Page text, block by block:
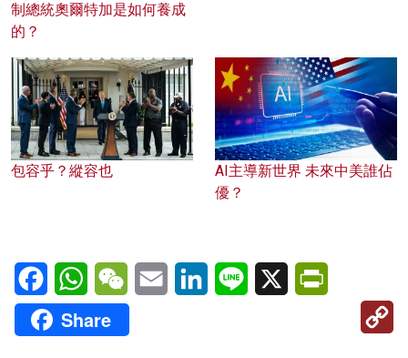
制總統奧爾特加是如何養成
的？
包容乎？縱容也
AI主導新世界 未來中美誰佔
優？
FacebookWhatsAppWeChatEmail LinkedInLine X
Share